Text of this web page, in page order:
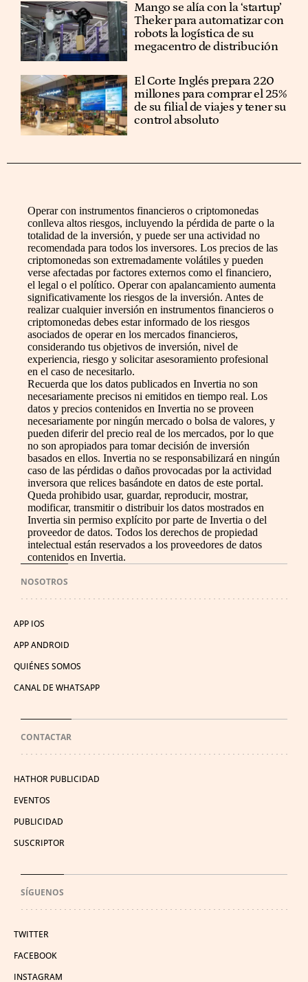
Mango se alía con la ‘startup’
Theker para automatizar con
robots la logística de su
megacentro de distribución
El Corte Inglés prepara 220
millones para comprar el 25%
de su filial de viajes y tener su
control absoluto
Operar con instrumentos financieros o criptomonedas
conlleva altos riesgos, incluyendo la pérdida de parte o la
totalidad de la inversión, y puede ser una actividad no
recomendada para todos los inversores. Los precios de las
criptomonedas son extremadamente volátiles y pueden
verse afectadas por factores externos como el financiero,
el legal o el político. Operar con apalancamiento aumenta
significativamente los riesgos de la inversión. Antes de
realizar cualquier inversión en instrumentos financieros o
criptomonedas debes estar informado de los riesgos
asociados de operar en los mercados financieros,
considerando tus objetivos de inversión, nivel de
experiencia, riesgo y solicitar asesoramiento profesional
en el caso de necesitarlo.
Recuerda que los datos publicados en Invertia no son
necesariamente precisos ni emitidos en tiempo real. Los
datos y precios contenidos en Invertia no se proveen
necesariamente por ningún mercado o bolsa de valores, y
pueden diferir del precio real de los mercados, por lo que
no son apropiados para tomar decisión de inversión
basados en ellos. Invertia no se responsabilizará en ningún
caso de las pérdidas o daños provocadas por la actividad
inversora que relices basándote en datos de este portal.
Queda prohibido usar, guardar, reproducir, mostrar,
modificar, transmitir o distribuir los datos mostrados en
Invertia sin permiso explícito por parte de Invertia o del
proveedor de datos. Todos los derechos de propiedad
intelectual están reservados a los proveedores de datos
contenidos en Invertia.
NOSOTROS
APP IOS
APP ANDROID
QUIÉNES SOMOS
CANAL DE WHATSAPP
CONTACTAR
HATHOR PUBLICIDAD
EVENTOS
PUBLICIDAD
SUSCRIPTOR
SÍGUENOS
TWITTER
FACEBOOK
INSTAGRAM